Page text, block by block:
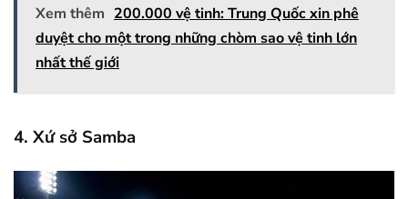
Xem thêm 200.000 vệ tinh: Trung Quốc xin phê
duyệt cho một trong những chòm sao vệ tinh lớn
nhất thế giới
4. Xứ sở Samba